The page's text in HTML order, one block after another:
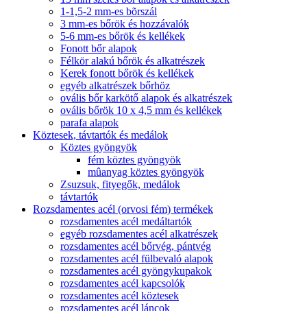
1-1,5-2 mm-es bõrszál
3 mm-es bőrök és hozzávalók
5-6 mm-es bőrök és kellékek
Fonott bőr alapok
Félkör alakú bőrök és alkatrészek
Kerek fonott bőrök és kellékek
egyéb alkatrészek bőrhöz
ovális bőr karkötő alapok és alkatrészek
ovális bőrök 10 x 4,5 mm és kellékek
parafa alapok
Köztesek, távtartók és medálok
Köztes gyöngyök
fém köztes gyöngyök
mûanyag köztes gyöngyök
Zsuzsuk, fityegők, medálok
távtartók
Rozsdamentes acél (orvosi fém) termékek
rozsdamentes acél medáltartók
egyéb rozsdamentes acél alkatrészek
rozsdamentes acél bőrvég, pántvég
rozsdamentes acél fülbevaló alapok
rozsdamentes acél gyöngykupakok
rozsdamentes acél kapcsolók
rozsdamentes acél köztesek
rozsdamentes acél láncok